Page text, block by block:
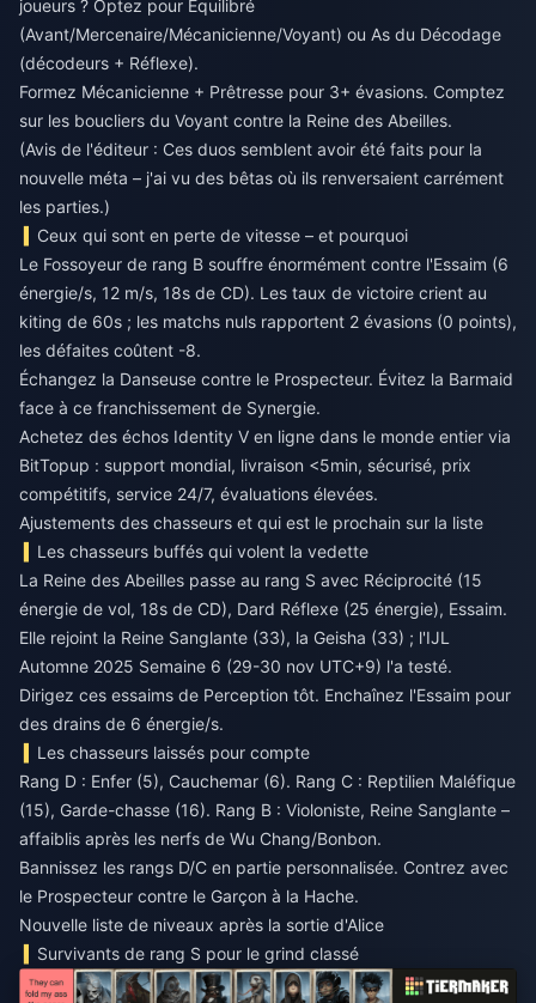
joueurs ? Optez pour Équilibré
(Avant/Mercenaire/Mécanicienne/Voyant) ou As du Décodage
(décodeurs + Réflexe).
Formez Mécanicienne + Prêtresse pour 3+ évasions. Comptez
sur les boucliers du Voyant contre la Reine des Abeilles.
(Avis de l'éditeur : Ces duos semblent avoir été faits pour la
nouvelle méta – j'ai vu des bêtas où ils renversaient carrément
les parties.)
Ceux qui sont en perte de vitesse – et pourquoi
Le Fossoyeur de rang B souffre énormément contre l'Essaim (6
énergie/s, 12 m/s, 18s de CD). Les taux de victoire crient au
kiting de 60s ; les matchs nuls rapportent 2 évasions (0 points),
les défaites coûtent -8.
Échangez la Danseuse contre le Prospecteur. Évitez la Barmaid
face à ce franchissement de Synergie.
Achetez des échos Identity V en ligne dans le monde entier via
BitTopup : support mondial, livraison <5min, sécurisé, prix
compétitifs, service 24/7, évaluations élevées.
Ajustements des chasseurs et qui est le prochain sur la liste
Les chasseurs buffés qui volent la vedette
La Reine des Abeilles passe au rang S avec Réciprocité (15
énergie de vol, 18s de CD), Dard Réflexe (25 énergie), Essaim.
Elle rejoint la Reine Sanglante (33), la Geisha (33) ; l'IJL
Automne 2025 Semaine 6 (29-30 nov UTC+9) l'a testé.
Dirigez ces essaims de Perception tôt. Enchaînez l'Essaim pour
des drains de 6 énergie/s.
Les chasseurs laissés pour compte
Rang D : Enfer (5), Cauchemar (6). Rang C : Reptilien Maléfique
(15), Garde-chasse (16). Rang B : Violoniste, Reine Sanglante –
affaiblis après les nerfs de Wu Chang/Bonbon.
Bannissez les rangs D/C en partie personnalisée. Contrez avec
le Prospecteur contre le Garçon à la Hache.
Nouvelle liste de niveaux après la sortie d'Alice
Survivants de rang S pour le grind classé